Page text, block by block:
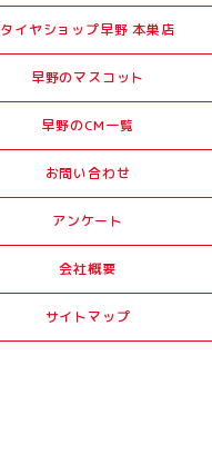
タイヤショップ早野 本巣店
早野のマスコット
早野のCM一覧
お問い合わせ
アンケート
会社概要
サイトマップ